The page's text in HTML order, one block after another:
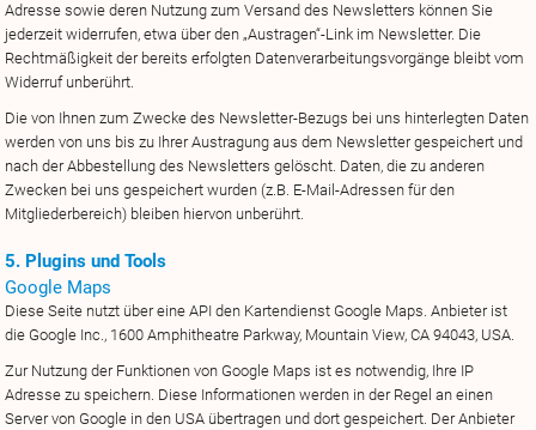
Adresse sowie deren Nutzung zum Versand des Newsletters können Sie
jederzeit widerrufen, etwa über den „Austragen“-Link im Newsletter. Die
Rechtmäßigkeit der bereits erfolgten Datenverarbeitungsvorgänge bleibt vom
Widerruf unberührt.
Die von Ihnen zum Zwecke des Newsletter-Bezugs bei uns hinterlegten Daten
werden von uns bis zu Ihrer Austragung aus dem Newsletter gespeichert und
nach der Abbestellung des Newsletters gelöscht. Daten, die zu anderen
Zwecken bei uns gespeichert wurden (z.B. E-Mail-Adressen für den
Mitgliederbereich) bleiben hiervon unberührt.
5. Plugins und Tools
Google Maps
Diese Seite nutzt über eine API den Kartendienst Google Maps. Anbieter ist
die Google Inc., 1600 Amphitheatre Parkway, Mountain View, CA 94043, USA.
Zur Nutzung der Funktionen von Google Maps ist es notwendig, Ihre IP
Adresse zu speichern. Diese Informationen werden in der Regel an einen
Server von Google in den USA übertragen und dort gespeichert. Der Anbieter